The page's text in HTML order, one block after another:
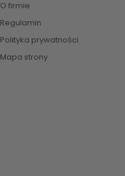
O firmie
Regulamin
Polityka prywatności
Mapa strony